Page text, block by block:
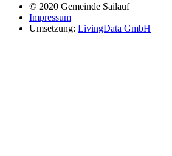
© 2020 Gemeinde Sailauf
Impressum
Umsetzung: LivingData GmbH